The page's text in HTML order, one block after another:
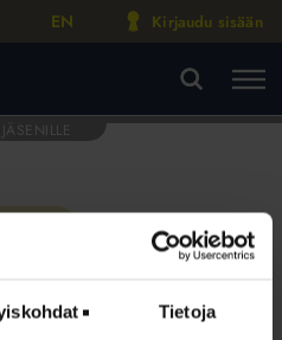
Tietoja
EN Kirjaudu sisään